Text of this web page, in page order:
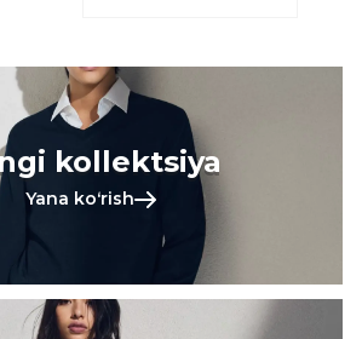
kollektsiya
Yana koʻrish